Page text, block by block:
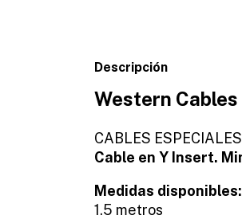
Descripción
Western Cables
CABLES
Cable en Y Insert.
Medidas disponibles:
1.5 metros